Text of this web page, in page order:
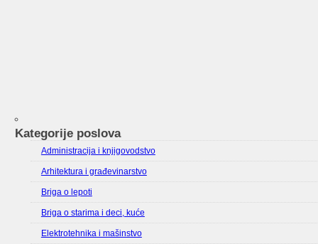
Kategorije poslova
Administracija i knjigovodstvo
Arhitektura i građevinarstvo
Briga o lepoti
Briga o starima i deci, kuće
Elektrotehnika i mašinstvo